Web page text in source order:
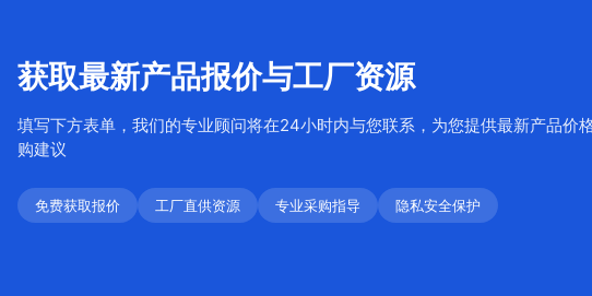
获取最新产品报价与工厂资源
填写下方表单，我们的专业顾问将在24小时内与您联系，为您提供最新产品价
购建议
免费获取报价 工厂直供资源 专业采购指导 隐私安全保护